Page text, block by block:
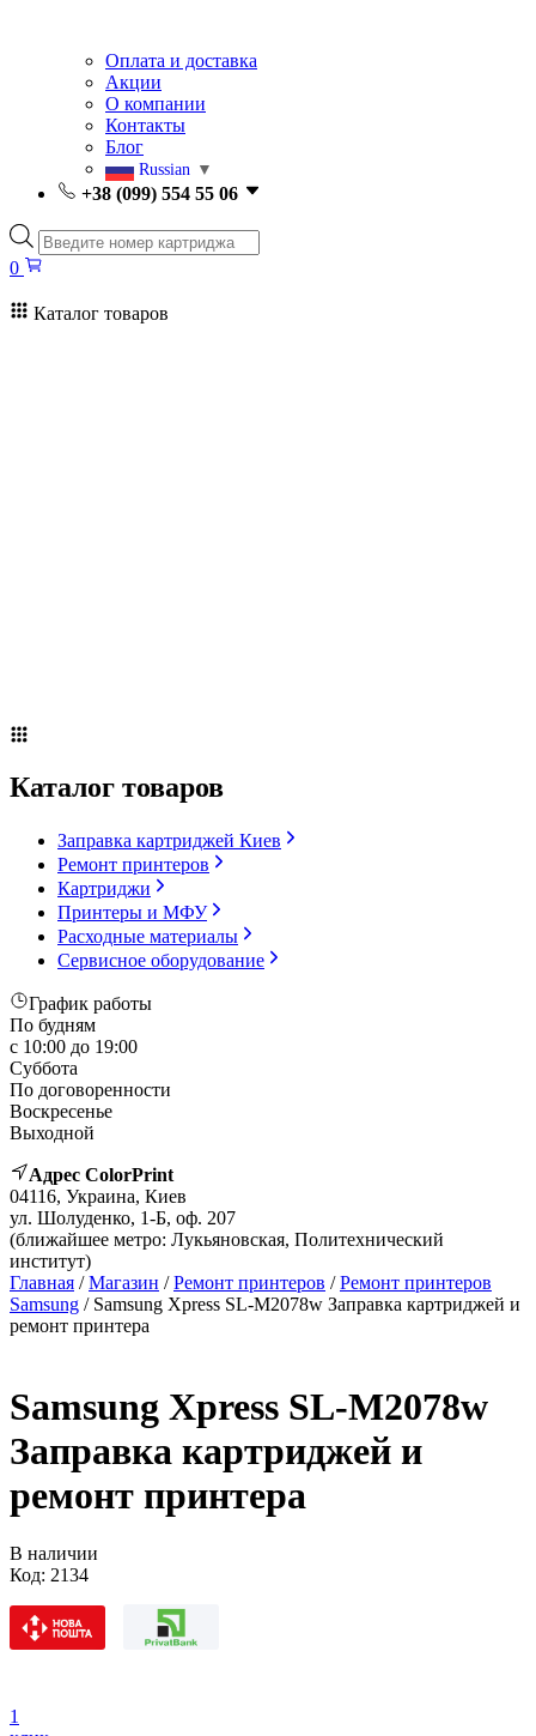
Оплата и доставка
Акции
О компании
Контакты
Блог
Russian ▼
+38 (099) 554 55 06
Поиск
товаров
0
Каталог товаров
Каталог товаров
Заправка картриджей Киев
Ремонт принтеров
Картриджи
Принтеры и МФУ
Расходные материалы
Сервисное оборудование
График работы
По будням
с 10:00 до 19:00
Суббота
По договоренности
Воскресенье
Выходной
Адрес ColorPrint
04116, Украина, Киев
ул. Шолуденко, 1-Б, оф. 207
(ближайшее метро: Лукьяновская, Политехнический
институт)
Главная /Магазин /Ремонт принтеров /Ремонт принтеров
Samsung / Samsung Xpress SL-M2078w Заправка картриджей и
ремонт принтера
Samsung Xpress SL-M2078w
Заправка картриджей и
ремонт принтера
В наличии
Код: 2134
1